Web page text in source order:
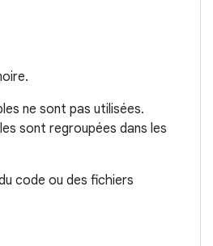
ne sont pas utilisées.
sont regroupées dans les
code ou des fichiers